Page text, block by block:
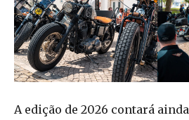
A edição de 2026 contará